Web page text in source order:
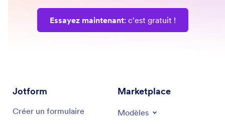
Essayez maintenant: c'est gratuit !
Jotform
Créer un formulaire
Marketplace
Modèles